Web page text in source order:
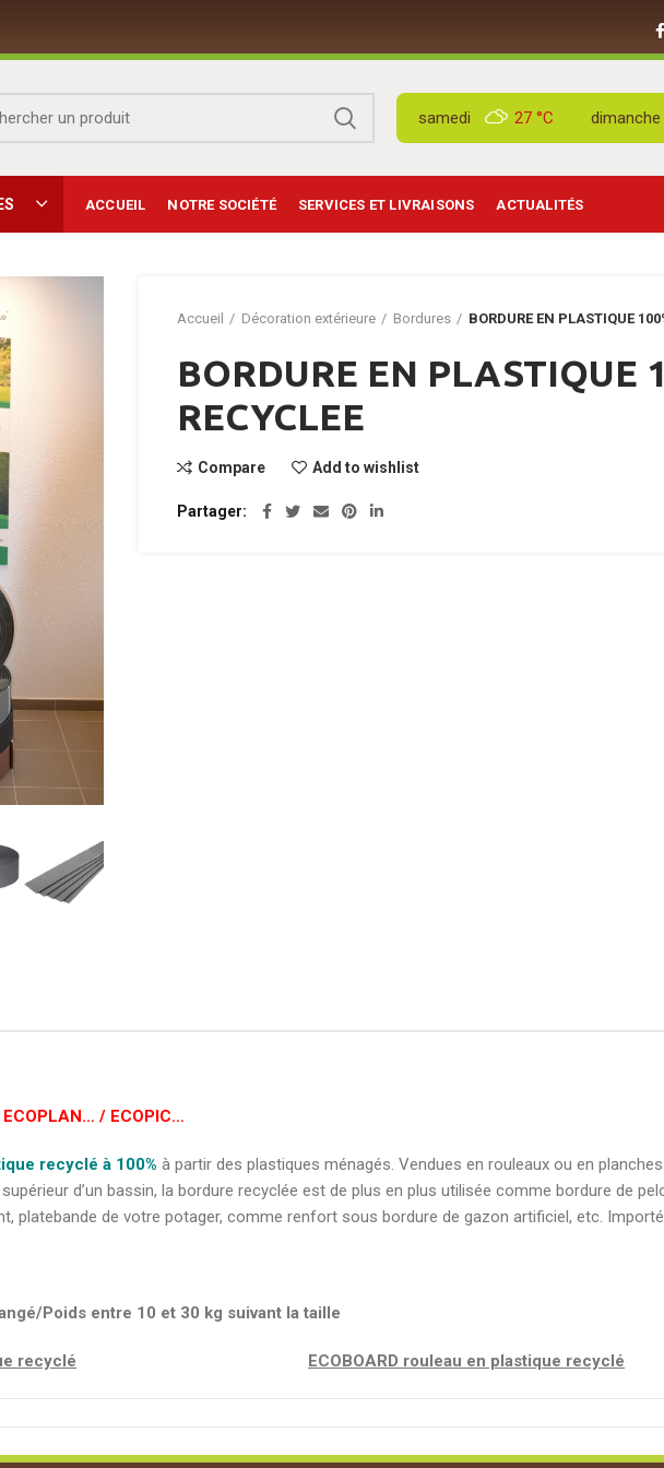
samedi 27 °C dimanche
ACCUEIL NOTRE SOCIÉTÉ SERVICES ET LIVRAISONS ACTUALITÉS
Accueil Décoration extérieure Bordures BORDURE EN PLASTIQUE
BORDURE EN PLASTIQUE
RECYCLEE
Compare Add to wishlist
Partager
ECOPLAN… / ECOPIC…
recyclé à 100% à partir des plastiques ménagés. Vendues en rouleaux ou en
supérieur d’un bassin, la bordure recyclée est de plus en plus utilisée comme bordure de
platebande de votre potager, comme renfort sous bordure de gazon artificiel, etc.
Poids entre 10 et 30 kg suivant la taille
recyclé ECOBOARD rouleau en plastique recyclé
25m x 14cm x 1cm/ECOBOARD25X14G